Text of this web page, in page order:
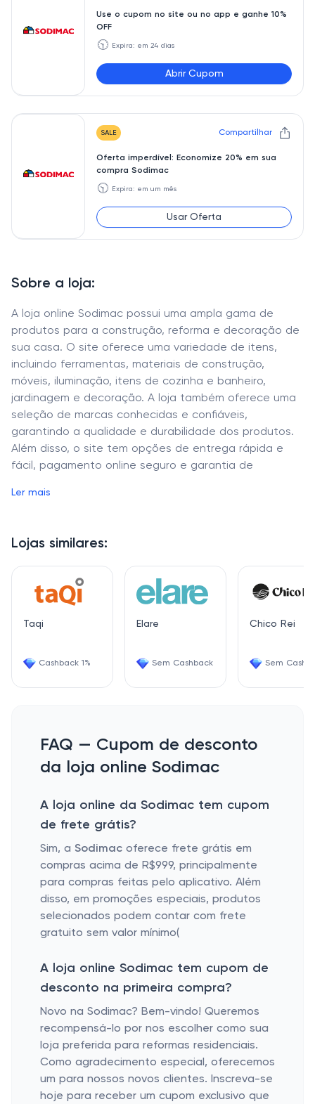
Sobre a loja:
A loja online Sodimac possui uma ampla gama de
produtos para a construção, reforma e decoração de
sua casa. O site oferece uma variedade de itens,
incluindo ferramentas, materiais de construção,
móveis, iluminação, itens de cozinha e banheiro,
jardinagem e decoração. A loja também oferece uma
seleção de marcas conhecidas e confiáveis,
garantindo a qualidade e durabilidade dos produtos.
Além disso, o site tem opções de entrega rápida e
fácil, pagamento online seguro e garantia de
Ler mais
Lojas similares:
Taqi
Cashback 1%
Elare
Sem Cashback
Chico Rei
Sem
Use o cupom no site ou no app e ganhe 10%
OFF
🕥 Expira: em 24 dias
Abrir Cupom
GANHE10
SALE Compartilhar
Oferta imperdível: Economize 20% em sua
compra Sodimac
🕥 Expira: em um mês
Usar Oferta
FAQ — Cupom de desconto
da loja online Sodimac
A loja online da Sodimac tem cupom
de frete grátis?
Sim, a Sodimac oferece frete grátis em
compras acima de R$999, principalmente
para compras feitas pelo aplicativo. Além
disso, em promoções especiais, produtos
selecionados podem contar com frete
gratuito sem valor mínimo​(
A loja online Sodimac tem cupom de
desconto na primeira compra?
Novo na Sodimac? Bem-vindo! Queremos
recompensá-lo por nos escolher como sua
loja preferida para reformas residenciais.
Como agradecimento especial, oferecemos
um para nossos novos clientes. Inscreva-se
hoje para receber um cupom exclusivo que